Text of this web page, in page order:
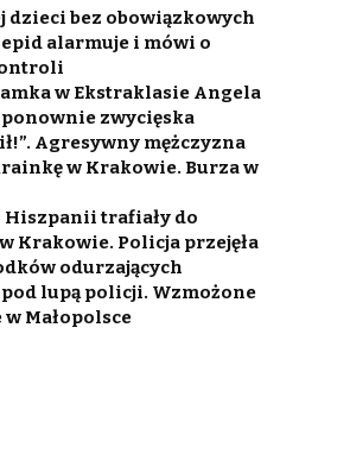
dzieci bez obowiązkowych
alarmuje i mówi o
w Ekstraklasie Angela
ponownie zwycięska
Agresywny mężczyzna
w Krakowie. Burza w
trafiały do
Krakowie. Policja przejęła
odurzających
pod lupą policji. Wzmożone
Małopolsce